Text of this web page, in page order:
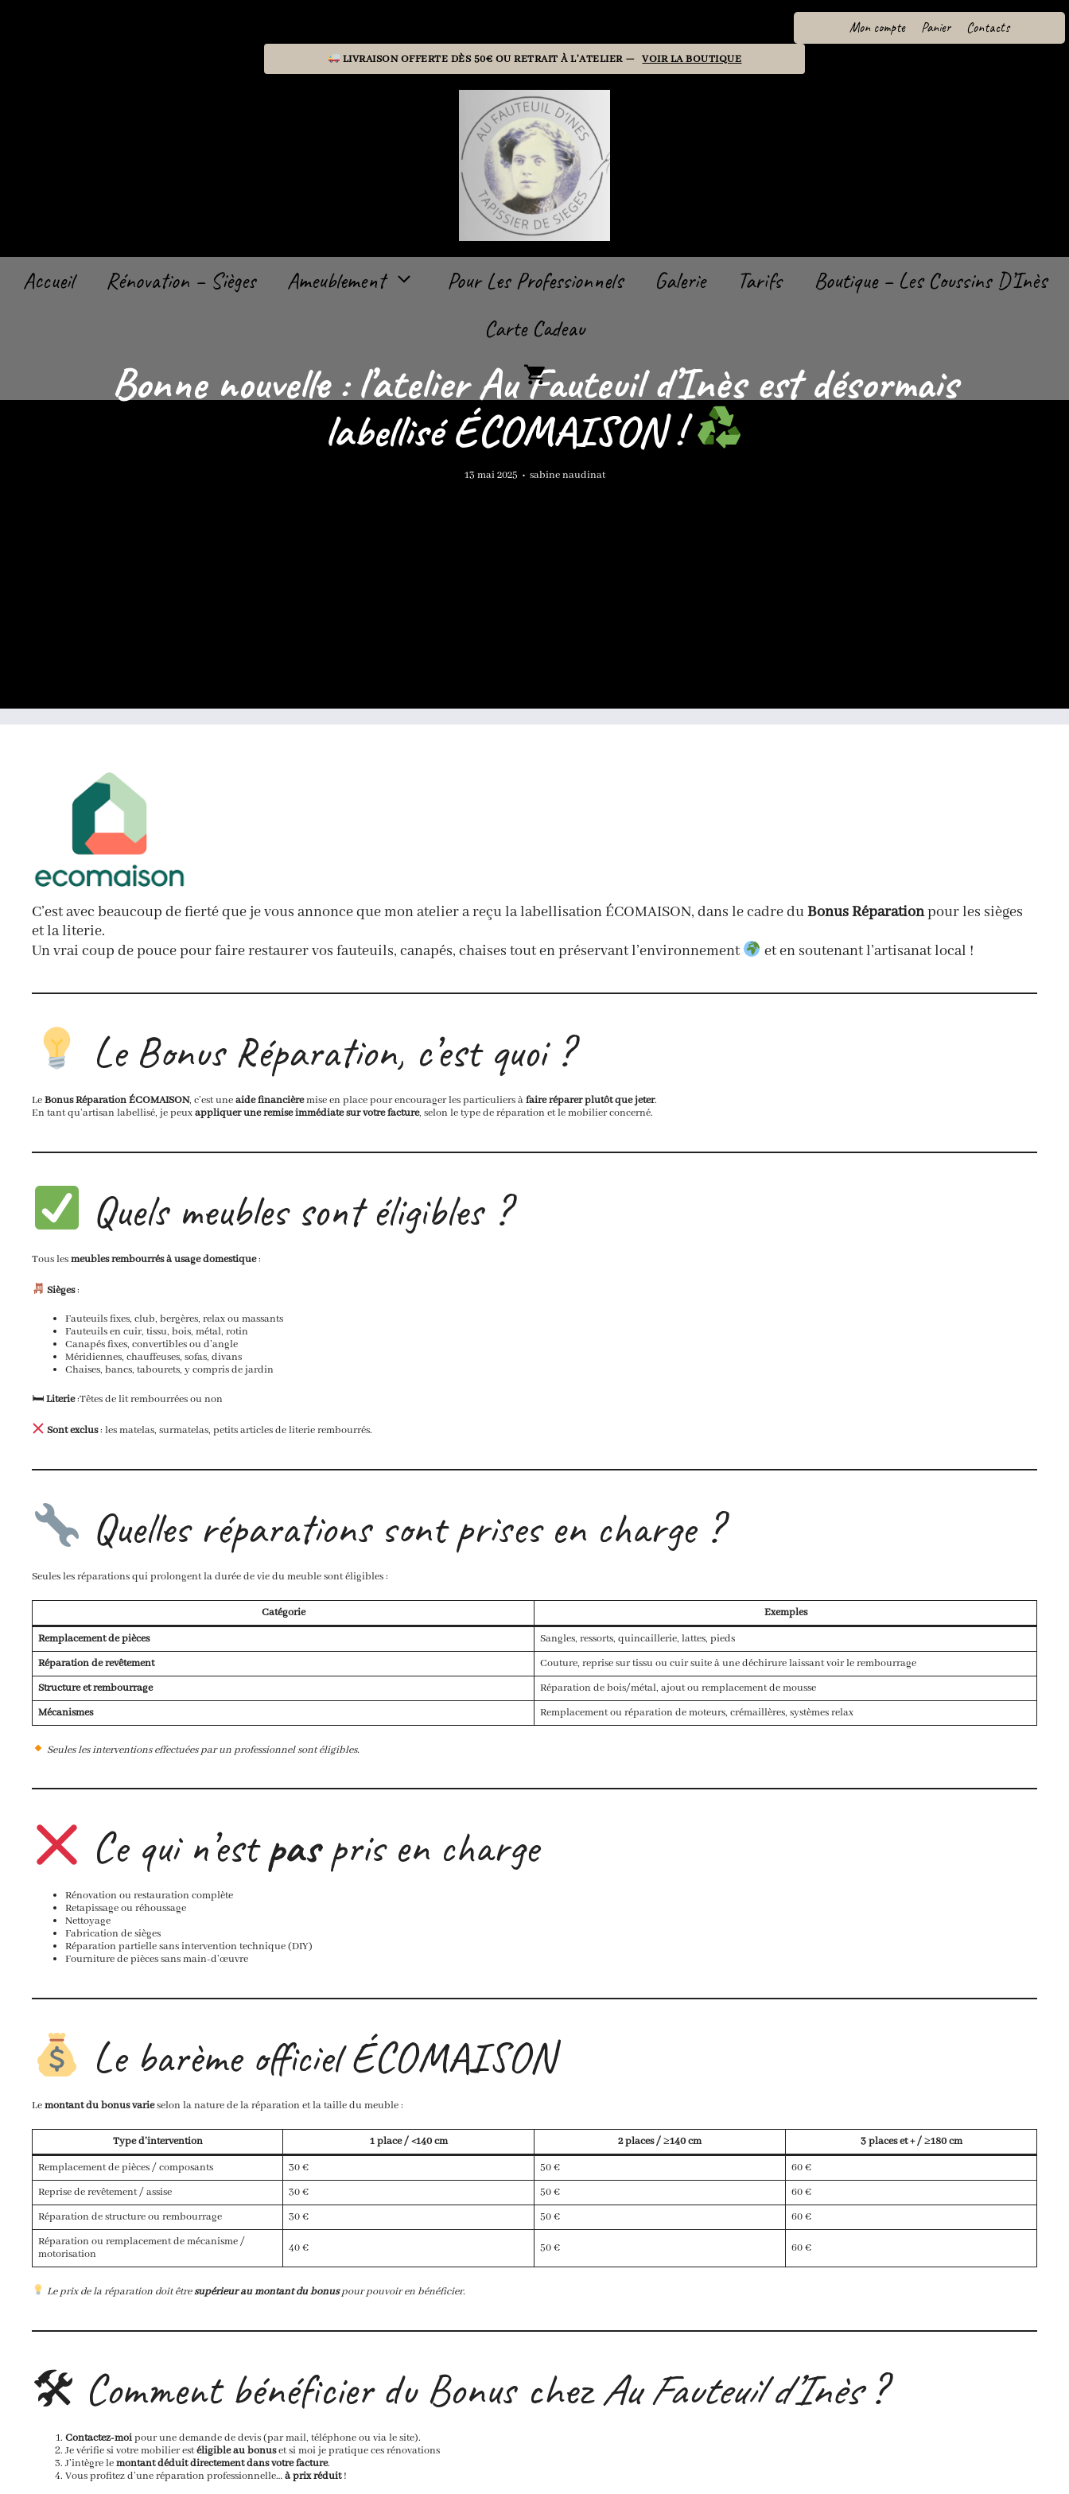
Mon compte Panier Contacts
LIVRAISON OFFERTE DÈS 50€ OU RETRAIT À L'ATELIER — VOIR LA BOUTIQUE
Accueil Rénovation – Sièges Ameublement Pour Les Professionnels Galerie Tarifs
Boutique – Les Coussins D’Inès
Carte Cadeau
Bonne nouvelle : l’atelier Au Fauteuil d’Inès est désormais
labellisé ÉCOMAISON !
13 mai 2025 • sabine naudinat
C’est avec beaucoup de fierté que je vous annonce que mon atelier a reçu la labellisation ÉCOMAISON, dans le cadre duBonus Réparationpour les sièges
et la literie.
Un vrai coup de pouce pour faire restaurer vos fauteuils, canapés, chaises tout en préservant l’environnement
et en soutenant l’artisanat local !
Le Bonus Réparation, c’est quoi ?
LeBonus Réparation ÉCOMAISON, c’est uneaide financièremise en place pour encourager les particuliers àfaire réparer plutôt que jeter.
En tant qu’artisan labellisé, je peuxappliquer une remise immédiate sur votre facture, selon le type de réparation et le mobilier concerné.
Quels meubles sont éligibles ?
Tous lesmeubles rembourrés à usage domestique:
Sièges:
Fauteuils fixes, club, bergères, relax ou massants
Fauteuils en cuir, tissu, bois, métal, rotin
Canapés fixes, convertibles ou d’angle
Méridiennes, chauffeuses, sofas, divans
Chaises, bancs, tabourets, y compris de jardin
🛏Literie:Têtes de lit rembourrées ou non
Sont exclus: les matelas, surmatelas, petits articles de literie rembourrés.
Quelles réparations sont prises en charge ?
Seules les réparations qui prolongent la durée de vie du meuble sont éligibles :
Catégorie
Exemples
Remplacement de pièces
Sangles, ressorts, quincaillerie, lattes, pieds
Réparation de revêtement
Couture, reprise sur tissu ou cuir suite à une déchirure laissant voir le rembourrage
Structure et rembourrage
Réparation de bois/métal, ajout ou remplacement de mousse
Mécanismes
Remplacement ou réparation de moteurs, crémaillères, systèmes relax
Seules les interventions effectuées par un professionnel sont éligibles.
Ce qui n’estpaspris en charge
Rénovation ou restauration complète
Retapissage ou réhoussage
Nettoyage
Fabrication de sièges
Réparation partielle sans intervention technique (DIY)
Fourniture de pièces sans main-d’œuvre
Le barème officiel ÉCOMAISON
Lemontant du bonus varieselon la nature de la réparation et la taille du meuble :
Type d’intervention 1 place / <140 cm 2 places / ≥140 cm
3 places et + / ≥180 cm
Remplacement de pièces / composants
30 € 50 €
60 €
Reprise de revêtement / assise
30 € 50 €
60 €
Réparation de structure ou rembourrage
30 € 50 €
60 €
Réparation ou remplacement de mécanisme /
motorisation
40 € 50 € 60 €
Le prix de la réparation doit êtresupérieur au montant du bonuspour pouvoir en bénéficier.
🛠 Comment bénéficier du Bonus chezAu Fauteuil d’Inès?
Contactez-moipour une demande de devis (par mail, téléphone ou via le site).
Je vérifie si votre mobilier estéligible au bonuset si moi je pratique ces rénovations
J’intègre lemontant déduit directement dans votre facture.
Vous profitez d’une réparation professionnelle…à prix réduit!